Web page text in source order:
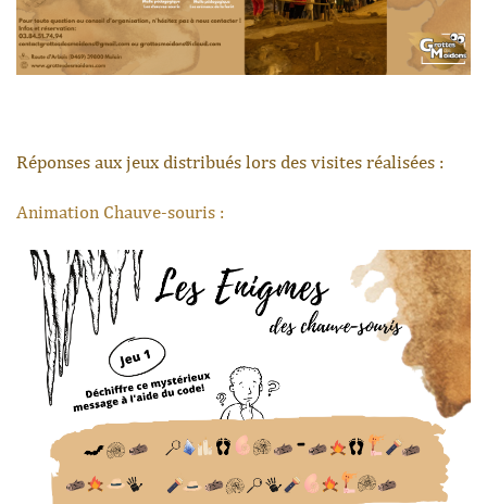
Réponses aux jeux distribués lors des visites réalisées :
Animation Chauve-souris :